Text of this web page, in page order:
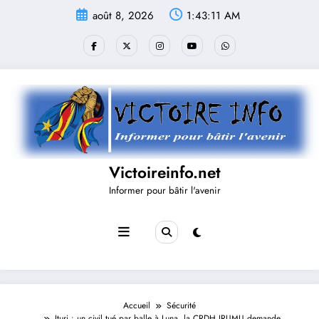
août 8, 2026 1:43:12 AM
Victoireinfo.net
Informer pour bâtir l'avenir
Accueil
Sécurité